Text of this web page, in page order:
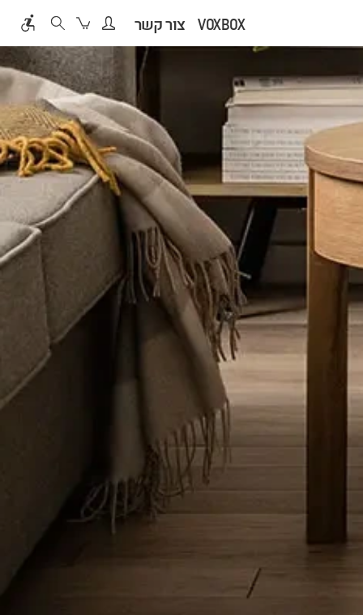
VOXBOX צור קשר